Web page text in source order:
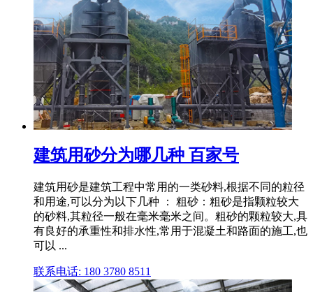
建筑用砂分为哪几种 百家号
建筑用砂是建筑工程中常用的一类砂料,根据不同的粒径
和用途,可以分为以下几种 ： 粗砂：粗砂是指颗粒较大
的砂料,其粒径一般在毫米毫米之间。粗砂的颗粒较大,具
有良好的承重性和排水性,常用于混凝土和路面的施工,也
可以 ...
联系电话: 180 3780 8511